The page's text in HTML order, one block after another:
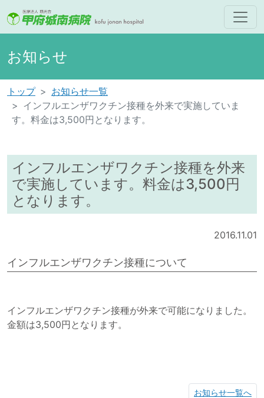
お知らせ
トップ
お知らせ一覧
インフルエンザワクチン接種を外来で実施していま
す。料金は3,500円となります。
インフルエンザワクチン接種を外来
で実施しています。料金は3,500円
となります。
2016.11.01
インフルエンザワクチン接種について
インフルエンザワクチン接種が外来で可能になりました。
金額は3,500円となります。
お知らせ一覧へ